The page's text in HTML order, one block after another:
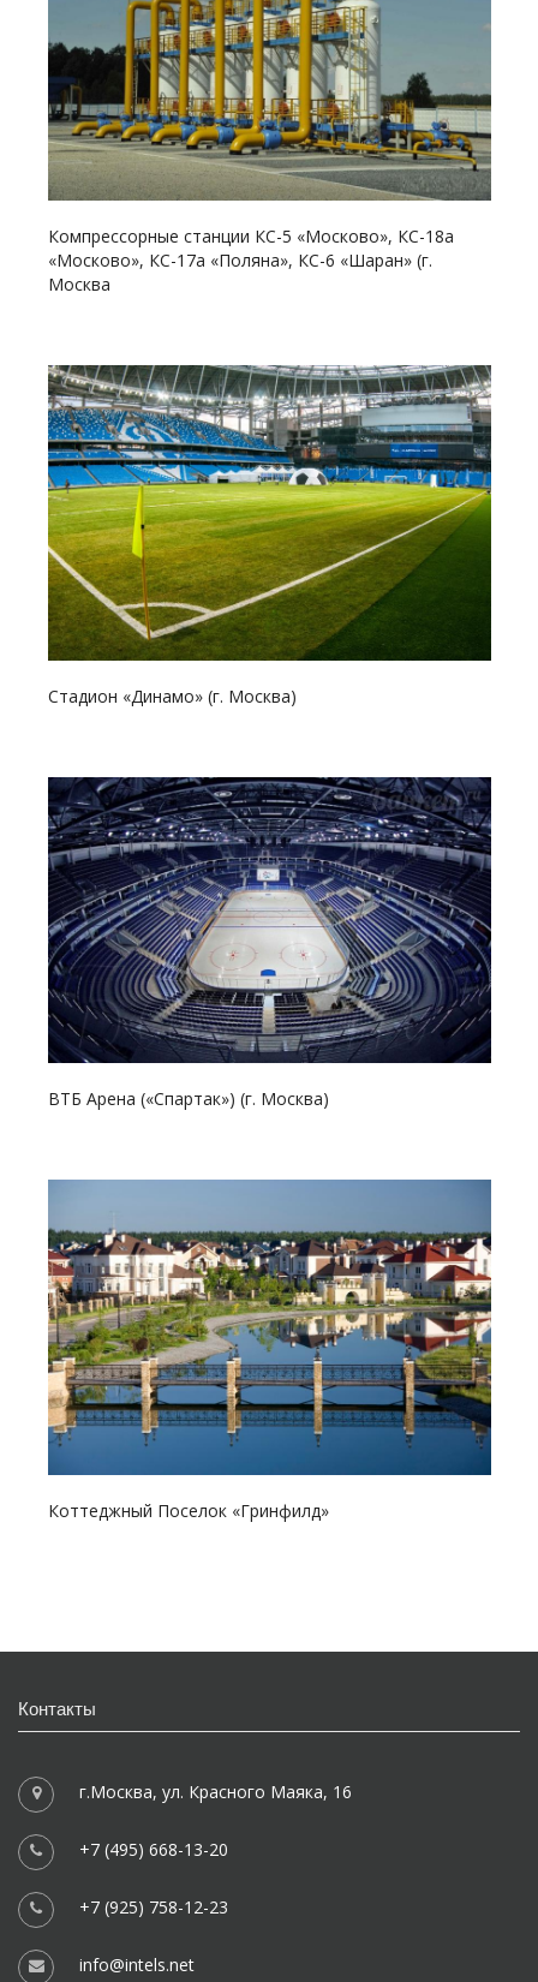
Смотреть проект
Компрессорные станции КС-5 «Москово», КС-18а
«Москово», КС-17а «Поляна», КС-6 «Шаран» (г.
Москва
Смотреть проект
Стадион «Динамо» (г. Москва)
Смотреть проект
ВТБ Арена («Спартак») (г. Москва)
Смотреть проект
Коттеджный Поселок «Гринфилд»
Контакты
г.Москва, ул. Красного Маяка, 16
+7 (495) 668-13-20
+7 (925) 758-12-23
info@intels.net